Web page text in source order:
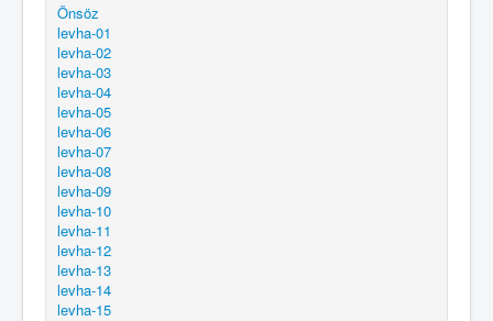
Önsöz
levha-01
levha-02
levha-03
levha-04
levha-05
levha-06
levha-07
levha-08
levha-09
levha-10
levha-11
levha-12
levha-13
levha-14
levha-15